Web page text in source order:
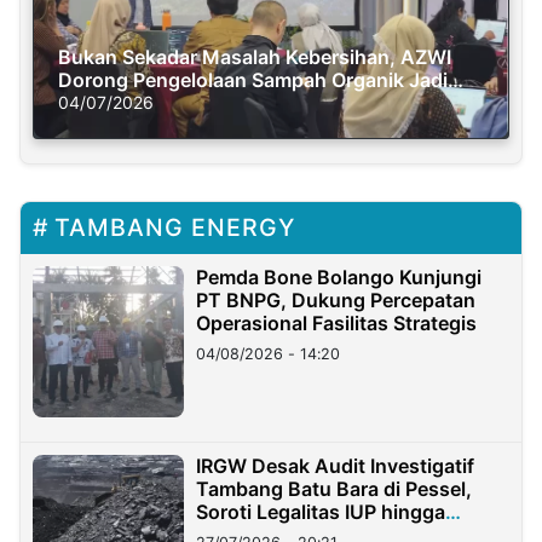
Bukan Sekadar Masalah Kebersihan, AZWI
Dorong Pengelolaan Sampah Organik Jadi
Solusi Krisis Iklim
04/07/2026
TAMBANG ENERGY
Pemda Bone Bolango Kunjungi
PT BNPG, Dukung Percepatan
Operasional Fasilitas Strategis
04/08/2026 - 14:20
IRGW Desak Audit Investigatif
Tambang Batu Bara di Pessel,
Soroti Legalitas IUP hingga
Stockpile